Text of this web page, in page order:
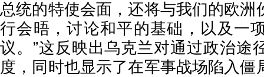
总统的特使会面，还将与我们的欧洲
行会晤，讨论和平的基础，以及一
议。”这反映出乌克兰对通过政治途
度，同时也显示了在军事战场陷入僵